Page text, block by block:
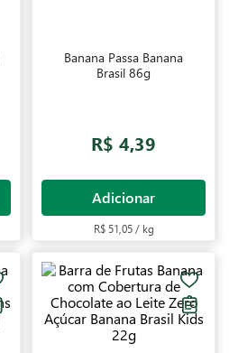
Banana Passa Banana
Brasil 86g
R$ 4,39
Adicionar
R$ 51,05 / kg